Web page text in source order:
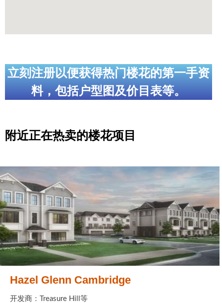
立刻注册以便获得热门楼花的第一手资
料，包括户型图及价目表等。
附近正在热卖的楼花项目
Hazel Glenn Cambridge
开发商：Treasure Hill等